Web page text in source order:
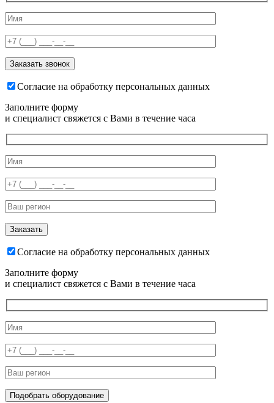
Согласие на обработку персональных данных
Заполните форму
и специалист свяжется с Вами в течение часа
Согласие на обработку персональных данных
Заполните форму
и специалист свяжется с Вами в течение часа